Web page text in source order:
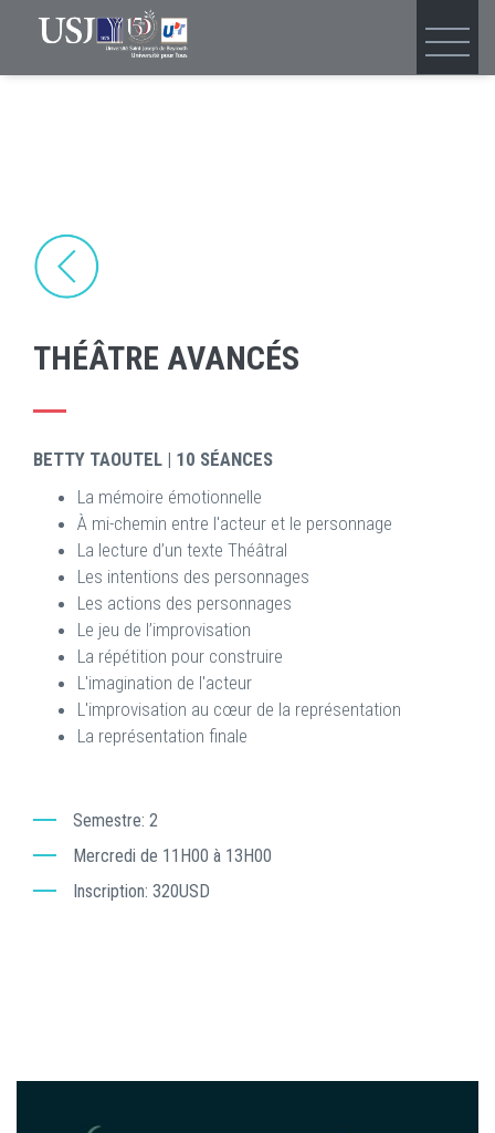
THÉÂTRE AVANCÉS
BETTY TAOUTEL | 10 SÉANCES
La mémoire émotionnelle
À mi-chemin entre l'acteur et le personnage
La lecture d’un texte Théâtral
Les intentions des personnages
Les actions des personnages
Le jeu de l’improvisation
La répétition pour construire
L'imagination de l'acteur
L'improvisation au cœur de la représentation
La représentation finale
Semestre 2
Mercredi de 11H00 à 13H00
Inscription 320USD